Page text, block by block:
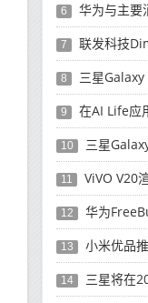
6 华为与主要消费品牌
7 联发科技
8 三星Galaxy Z
9 在AI Life应用
10 三星Galaxy
11 ViVO V20渲染图
12 华为
13 小米优品推
14 三星将在